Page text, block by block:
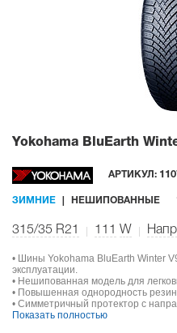
Yokohama BluEarth
АРТИКУЛ:
ЗИМНИЕ НЕШИПОВАННЫЕ
315/35 R21 111 W
• Шины Yokohama BluEarth Winter
эксплуатации.
• Нешипованная модель для
• Повышенная однородность
• Симметричный протектор с
Показать полностью